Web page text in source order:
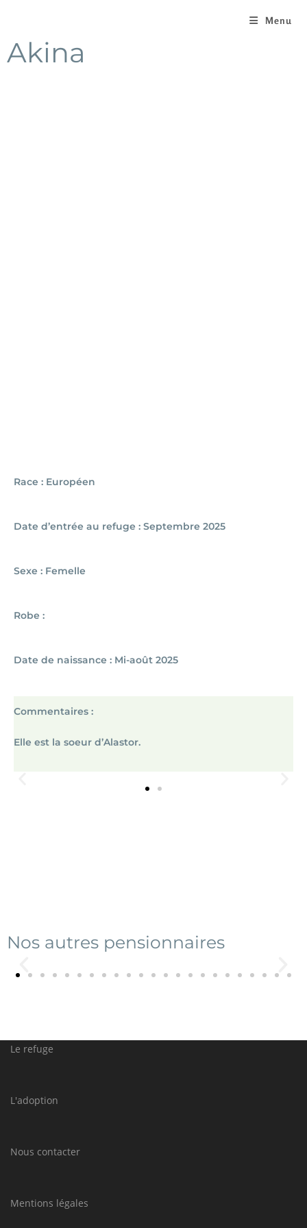
Menu
Akina
Race : Européen
Date d’entrée au refuge : Septembre 2025
Sexe : Femelle
Robe :
Date de naissance : Mi-août 2025
Commentaires :
Elle est la soeur d’Alastor.
Nos autres pensionnaires
Le refuge
L'adoption
Nous contacter
Mentions légales